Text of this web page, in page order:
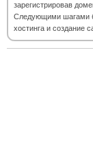
зарегистрировав
Следующими шагами
хостинга и создание